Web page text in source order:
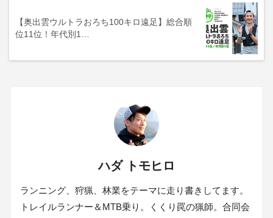
【奥出雲ウルトラおろち100キロ遠足】総合順
位11位！年代別1…
ハダ トモヒロ
ランニング、狩猟、林業をテーマに走り書きしてます。
トレイルランナー＆MTB乗り。くくり罠の猟師。合同会